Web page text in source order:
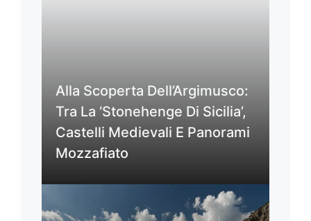
Alla Scoperta Dell’Argimusco:
Tra La ‘Stonehenge Di Sicilia’,
Castelli Medievali E Panorami
Mozzafiato